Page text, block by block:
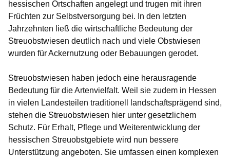
hessischen Ortschaften angelegt und trugen mit ihren
Früchten zur Selbstversorgung bei. In den letzten
Jahrzehnten ließ die wirtschaftliche Bedeutung der
Streuobstwiesen deutlich nach und viele Obstwiesen
wurden für Ackernutzung oder Bebauungen gerodet.
Streuobstwiesen haben jedoch eine herausragende
Bedeutung für die Artenvielfalt. Weil sie zudem in Hessen
in vielen Landesteilen traditionell landschaftsprägend sind,
stehen die Streuobstwiesen hier unter gesetzlichem
Schutz. Für Erhalt, Pflege und Weiterentwicklung der
hessischen Streuobstgebiete wird nun bessere
Unterstützung angeboten. Sie umfassen einen komplexen